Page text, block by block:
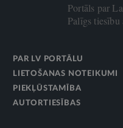
Portāls par
Palīgs
PAR LV PORTĀLU
LIETOŠANAS NOTEIKUMI
PIEKĻŪSTAMĪBA
AUTORTIESĪBAS